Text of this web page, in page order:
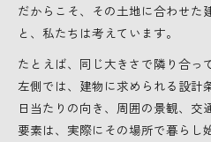
だからこそ、その土地に合わせた
と、私たちは考えています。
たとえば、同じ大きさで隣り合っ
左側では、建物に求められる設計
日当たりの向き、周囲の景観、交
要素は、実際にその場所で暮らし